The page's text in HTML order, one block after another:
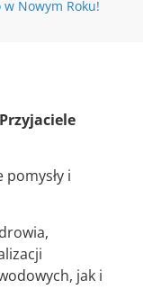
Nowym Roku!
i
jak i